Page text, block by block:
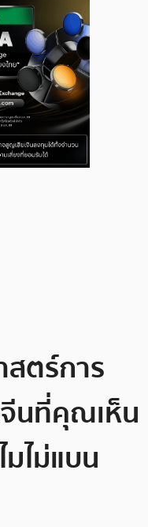
ตร์การ
นที่คุณเห็น
ไม่แบน